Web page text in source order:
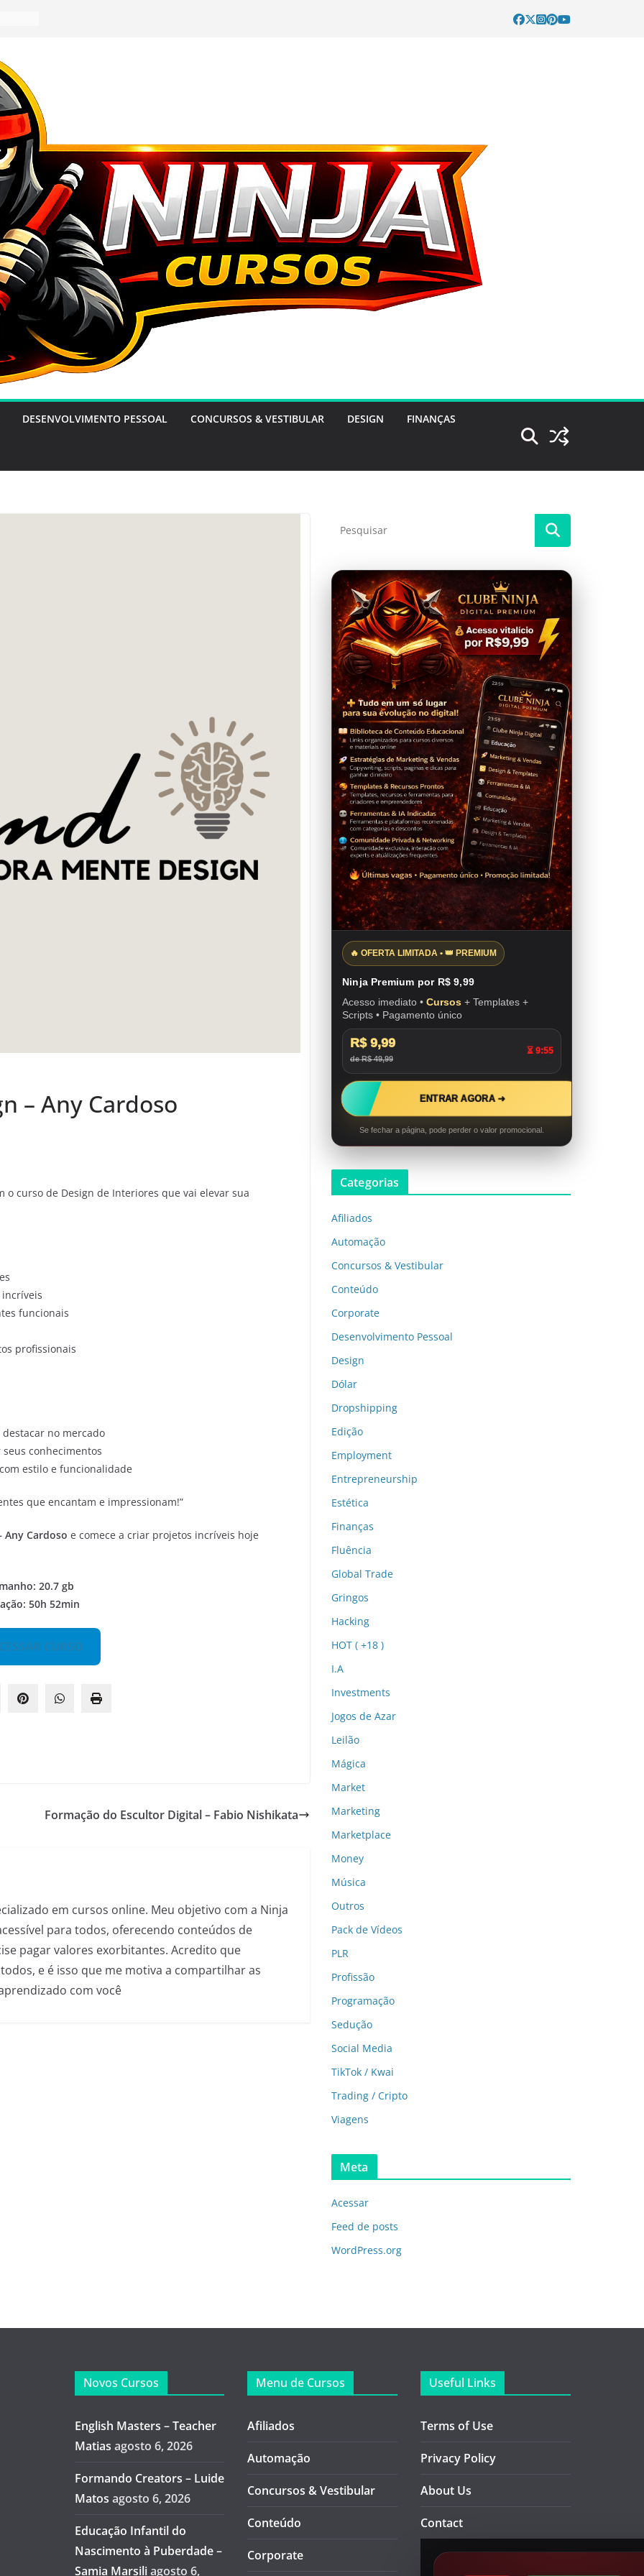
DESENVOLVIMENTO PESSOAL CONCURSOS & VESTIBULAR DESIGN FINANÇAS
– Any Cardoso
curso de Design de Interiores que vai elevar sua
funcionais
profissionais
no mercado
conhecimentos
estilo e funcionalidade
que encantam e impressionam!”
Any Cardoso e comece a criar projetos incríveis hoje
20.7 gb
50h 52min
CURSO
Formação do Escultor Digital – Fabio Nishikata
em cursos online. Meu objetivo com a Ninja
para todos, oferecendo conteúdos de
pagar valores exorbitantes. Acredito que
e é isso que me motiva a compartilhar as
com você
🔥 OFERTA LIMITADA • 👑 PREMIUM
Ninja Premium por R$ 9,99
Acesso imediato • Cursos + Templates +
Scripts • Pagamento único
R$ 9,99
de R$ 49,99
⏳ 9:53
ENTRAR AGORA ➜
Se fechar a página, pode perder o valor promocional.
Categorias
Afiliados
Automação
Concursos & Vestibular
Conteúdo
Corporate
Desenvolvimento Pessoal
Design
Dólar
Dropshipping
Edição
Employment
Entrepreneurship
Estética
Finanças
Fluência
Global Trade
Gringos
Hacking
HOT ( +18 )
I.A
Investments
Jogos de Azar
Leilão
Mágica
Market
Marketing
Marketplace
Money
Música
Outros
Pack de Vídeos
PLR
Profissão
Programação
Sedução
Social Media
TikTok / Kwai
Trading / Cripto
Viagens
Meta
Acessar
Feed de posts
WordPress.org
Novos Cursos
English Masters – Teacher
Matias agosto 6, 2026
Formando Creators – Luide
Matos agosto 6, 2026
Educação Infantil do
Nascimento à Puberdade –
Samia Marsili agosto 6,
Menu de Cursos
Afiliados
Automação
Concursos & Vestibular
Conteúdo
Corporate
Useful Links
Terms of Use
Privacy Policy
About Us
Contact